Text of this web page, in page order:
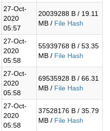
27-Oct-
2020
05:57
20039288 B / 19.11
MB / File Hash
27-Oct-
2020
05:58
55939768 B / 53.35
MB / File Hash
27-Oct-
2020
05:58
69535928 B / 66.31
MB / File Hash
27-Oct-
2020
05:58
37528176 B / 35.79
MB / File Hash